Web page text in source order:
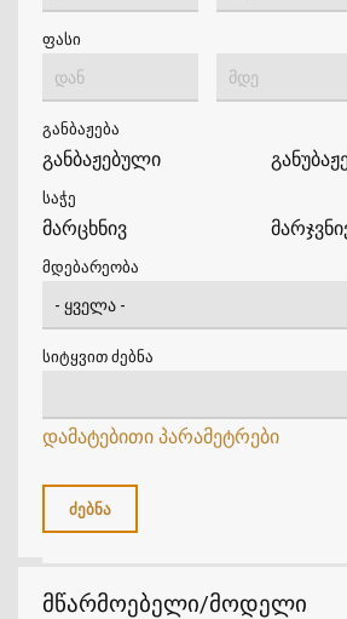
ფასი
განბაჟება
განბაჟებული
საჭე
მარცხნივ
მდებარეობა
სიტყვით ძებნა
დამატებითი პარამეტრები
მწარმოებელი/მოდელი